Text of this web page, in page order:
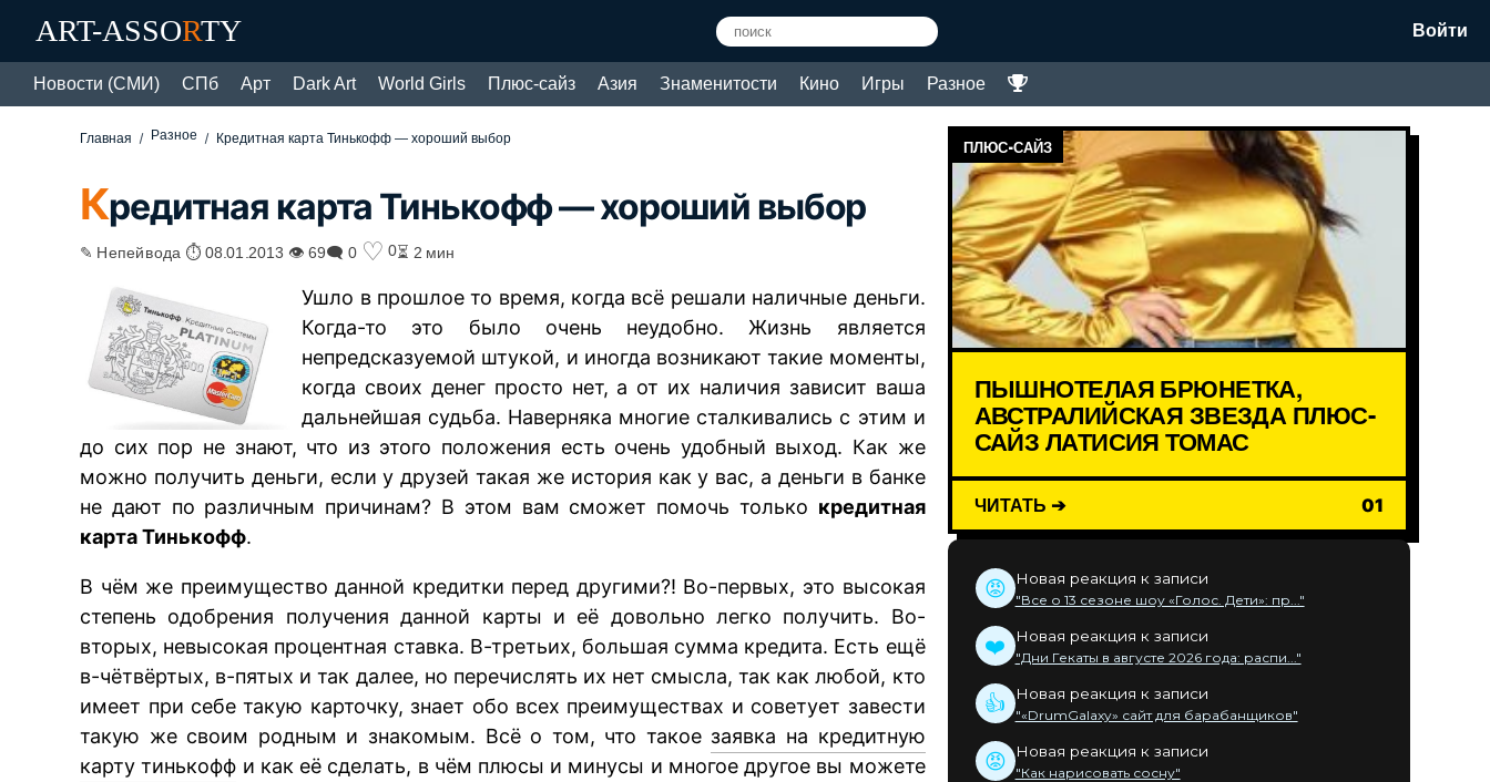
ART-ASSORTY Войти
Новости (СМИ) СПб Арт Dark Art World Girls Плюс-сайз Азия Знаменитости Кино Игры Разное
Главная Разное Кредитная карта Тинькофф — хороший выбор
Кредитная карта Тинькофф — хороший выбор
✎ Непейвода ⏱ 08.01.2013 👁 69🗨 0 ♡ 0⏳ 2 мин
Ушло в прошлое то время, когда всё решали наличные деньги.
Когда-то это было очень неудобно. Жизнь является
непредсказуемой штукой, и иногда возникают такие моменты,
когда своих денег просто нет, а от их наличия зависит ваша
дальнейшая судьба. Наверняка многие сталкивались с этим и
до сих пор не знают, что из этого положения есть очень удобный выход. Как же
можно получить деньги, если у друзей такая же история как у вас, а деньги в банке
не дают по различным причинам? В этом вам сможет помочь только кредитная
карта Тинькофф.
В чём же преимущество данной кредитки перед другими?! Во-первых, это высокая
степень одобрения получения данной карты и её довольно легко получить. Во-
вторых, невысокая процентная ставка. В-третьих, большая сумма кредита. Есть ещё
в-чётвёртых, в-пятых и так далее, но перечислять их нет смысла, так как любой, кто
имеет при себе такую карточку, знает обо всех преимуществах и советует завести
такую же своим родным и знакомым. Всё о том, что такое заявка на кредитную
карту тинькофф и как её сделать, в чём плюсы и минусы и многое другое вы можете
ПЛЮС-САЙЗ
ПЫШНОТЕЛАЯ БРЮНЕТКА,
АВСТРАЛИЙСКАЯ ЗВЕЗДА ПЛЮС-
САЙЗ ЛАТИСИЯ ТОМАС
ЧИТАТЬ ➔ 01
😡 Новая реакция к записи
"Все о 13 сезоне шоу «Голос. Дети»: пр..."
❤️ Новая реакция к записи
"Дни Гекаты в августе 2026 года: распи..."
👍 Новая реакция к записи
"«DrumGalaxy» сайт для барабанщиков"
😡 Новая реакция к записи
"Как нарисовать сосну"